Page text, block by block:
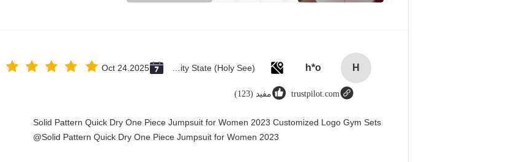
H
h*o
Oct 24.2025
trustpilot.com مفيد (123)
Solid Pattern Quick Dry One Piece Jumpsuit for Women 2023 Customized Logo Gym Sets
Solid Pattern Quick Dry One Piece Jumpsuit for Women 2023@